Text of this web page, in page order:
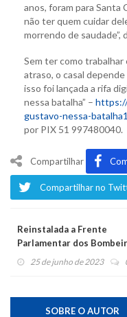
anos, foram para Santa
não ter quem cuidar
morrendo de saudade”,
Sem ter como trabalhar
atraso, o casal
isso foi lançada a rifa
nessa batalha” –
gustavo-nessa-
por PIX 51 997480040.
Compartilhar
Compartilhar no
Reinstalada a Frente
Parlamentar dos
Voluntários
25 de junho de 2023
SOBRE O AUTOR